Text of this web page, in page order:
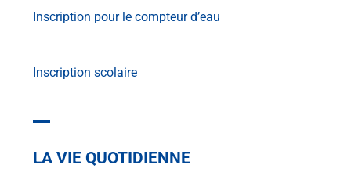
Inscription pour le compteur d’eau
Inscription scolaire
LA VIE QUOTIDIENNE